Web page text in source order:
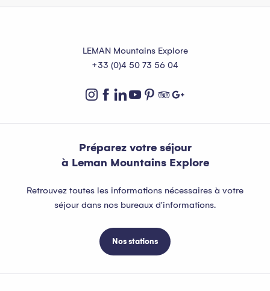
LEMAN Mountains Explore
+33 (0)4 50 73 56 04
Préparez votre séjour
à Leman Mountains Explore
Retrouvez toutes les informations nécessaires à votre
séjour dans nos bureaux d'informations.
Nos stations